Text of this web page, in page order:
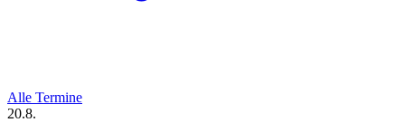
Alle Termine
20.8.